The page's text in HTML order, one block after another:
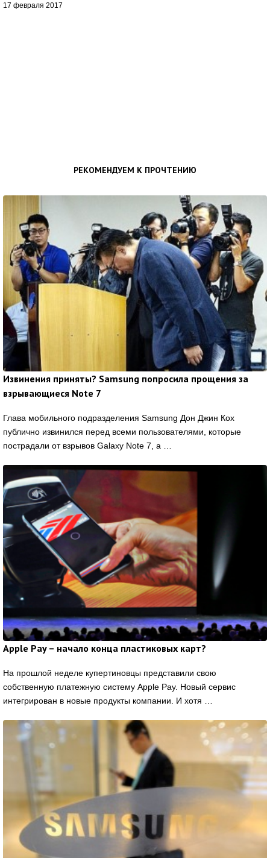
17 февраля 2017
РЕКОМЕНДУЕМ К ПРОЧТЕНИЮ
Извинения приняты? Samsung попросила прощения за
взрывающиеся Note 7
Глава мобильного подразделения Samsung Дон Джин Кох
публично извинился перед всеми пользователями, которые
пострадали от взрывов Galaxy Note 7, а …
Apple Pay – начало конца пластиковых карт?
На прошлой неделе купертиновцы представили свою
собственную платежную систему Apple Pay. Новый сервис
интегрирован в новые продукты компании. И хотя …